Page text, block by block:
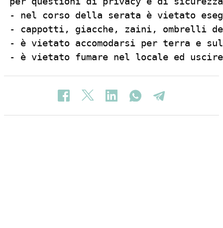
- nel corso della serata è vietato
- cappotti, giacche, zaini, ombrelli
- è vietato accomodarsi per terra e
- è vietato fumare nel locale ed